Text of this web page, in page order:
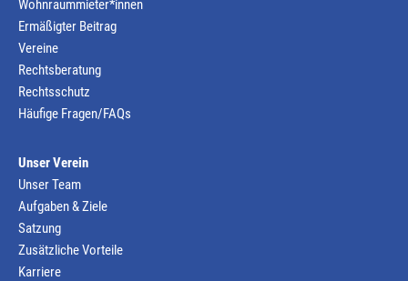
Wohnraummieter*innen
Ermäßigter Beitrag
Vereine
Rechtsberatung
Rechtsschutz
Häufige Fragen/FAQs
Unser Verein
Unser Team
Aufgaben & Ziele
Satzung
Zusätzliche Vorteile
Karriere